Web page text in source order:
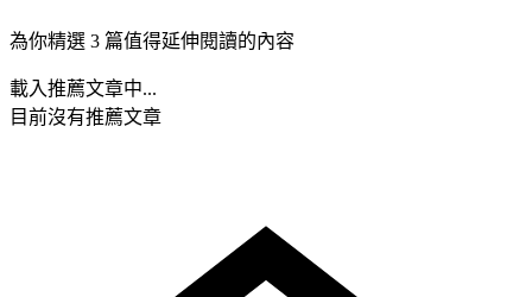
為你精選 3 篇值得延伸閱讀的內容
載入推薦文章中...
目前沒有推薦文章